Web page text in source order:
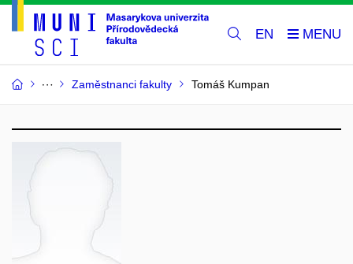
EN
Zaměstnanci fakulty Tomáš Kumpan